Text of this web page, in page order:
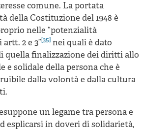
comune. La portata
della Costituzione del 1948 è
nelle “potenzialità
2 e 3”[35] nei quali è dato
quella finalizzazione dei diritti allo
e solidale della persona che è
dalla volontà e dalla cultura
un legame tra persona e
esplicarsi in doveri di solidarietà,